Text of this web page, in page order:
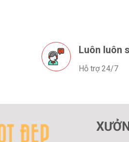
Luôn luôn
Hỗ trợ 24/7